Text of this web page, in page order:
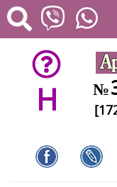
H №